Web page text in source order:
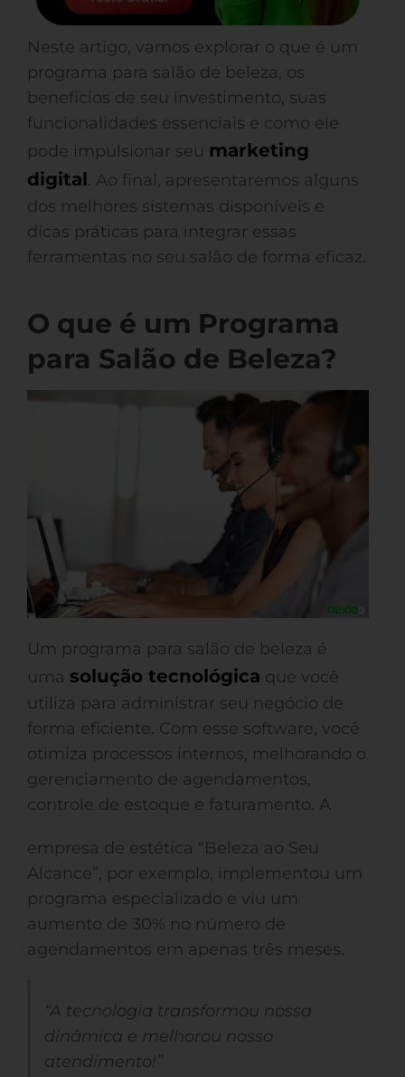
Neste artigo, vamos explorar o que é um
programa para salão de beleza, os
benefícios de seu investimento, suas
funcionalidades essenciais e como ele
pode impulsionar seu marketing
digital. Ao final, apresentaremos alguns
dos melhores sistemas disponíveis e
dicas práticas para integrar essas
ferramentas no seu salão de forma eficaz.
O que é um Programa
para Salão de Beleza?
Um programa para salão de beleza é
uma solução tecnológica que você
utiliza para administrar seu negócio de
forma eficiente. Com esse software, você
otimiza processos internos, melhorando o
gerenciamento de agendamentos,
controle de estoque e faturamento. A
empresa de estética “Beleza ao Seu
Alcance”, por exemplo, implementou um
programa especializado e viu um
aumento de 30% no número de
agendamentos em apenas três meses.
“A tecnologia transformou nossa
dinâmica e melhorou nosso
atendimento!”